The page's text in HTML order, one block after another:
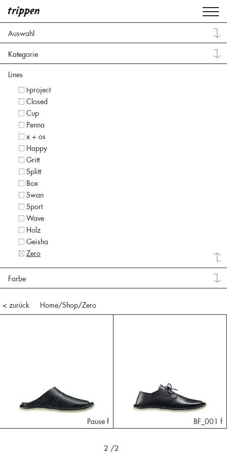
Auswahl
Kategorie
Lines
t-project
Closed
Cup
Penna
x + os
Happy
Gritt
Splitt
Box
Swan
Sport
Wave
Holz
Geisha
Zero
Farbe
< zurück Home/Shop/Zero
Pause f BF_001 f
2 /2